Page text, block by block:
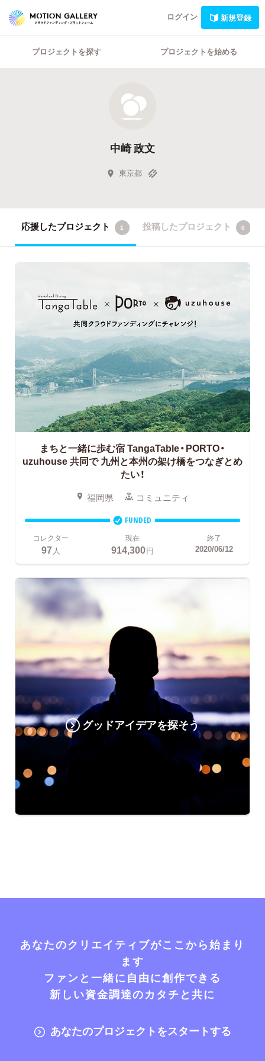
ログイン 新規登録
プロジェクトを探す プロジェクトを始める
中崎 政文
東京都
応援したプロジェクト 1 投稿したプロジェクト 0
まちと一緒に歩む宿 TangaTable・PORTO・
uzuhouse 共同で九州と本州の架け橋をつなぎとめ
たい！
福岡県 コミュニティ
FUNDED
コレクター
97 人
現在
914,300円
終了
2020/06/12
グッドアイデアを探そう
あなたのクリエイティブがここから始まり
ます
ファンと一緒に自由に創作できる
新しい資金調達のカタチと共に
あなたのプロジェクトをスタートする